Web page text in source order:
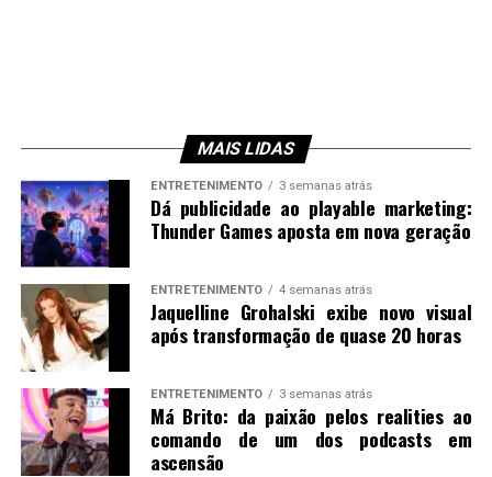
MAIS LIDAS
ENTRETENIMENTO 3 semanas atrás
Dá publicidade ao playable marketing:
Thunder Games aposta em nova geração
ENTRETENIMENTO 4 semanas atrás
Jaquelline Grohalski exibe novo visual
após transformação de quase 20 horas
ENTRETENIMENTO 3 semanas atrás
Má Brito: da paixão pelos realities ao
comando de um dos podcasts em
ascensão